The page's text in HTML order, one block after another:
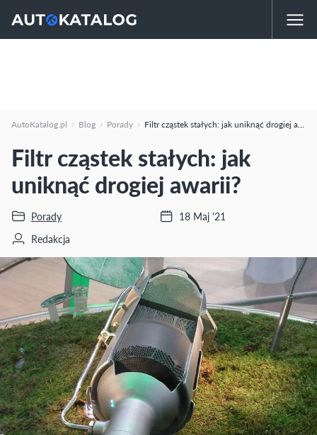
AutoKatalog.pl Blog Porady Filtr cząstek stałych: jak uniknąć drogiej awarii?
Filtr cząstek stałych: jak
uniknąć drogiej awarii?
Porady
Redakcja
18 Maj '21